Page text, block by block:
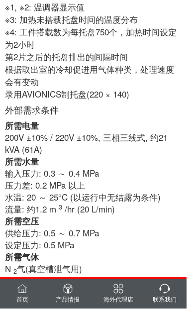
※1, ※2: 温调器显示值
※3: 加热未搭载托盘时间的温度分布
※4: 工件搭载数为每托盘750个，加热时间设定
为2小时
第2片之后的托盘排出的间隔时间
根据取出室的冷却促进用气体种类，处理速度
会有变动
录用AVIONICS制托盘(220 × 140)
外部需求条件
所需电量
200V ±10% / 220V ±10%, 三相三线式, 约21
kVA (61A)
所需水量
输入压力: 0.3 ～ 0.4 MPa
压力差: 0.2 MPa 以上
水温: 20 ～ 25°C (以运行中无结露为条件)
流量: 约1.2 m 3 /hr (20 L/min)
所需空压
供给压力: 0.5 ～ 0.7 MPa
设定压力: 0.5 MPa
所需气体
N 2气(真空槽泄气用)
供给压力: 0.2 MPa 以上
设定压力: 0.2 ～ 0.3 MPa
He气(促进托盘冷却用)
首页 产品情报 海外代理店 联系我们